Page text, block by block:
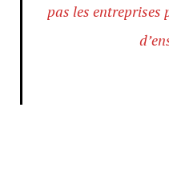
pas les entreprises